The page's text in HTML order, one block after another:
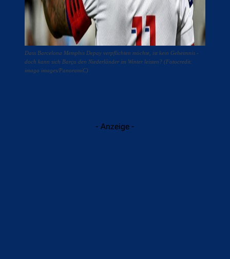
Dass Barcelona Memphis Depay verpflichten möchte, ist kein Geheimnis -
doch kann sich Barça den Niederländer im Winter leisten? (Fotocredit:
imago images/PanoramiC)
- Anzeige -